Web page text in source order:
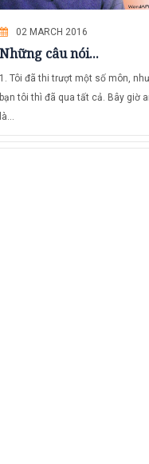
02 MARCH 2016
Những câu nói...
1. Tôi đã thi trượt một số môn,
bạn tôi thì đã qua tất cả. Bây giờ
là...